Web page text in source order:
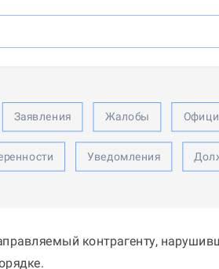
Заявления Жалобы
Уведомления
контрагенту,